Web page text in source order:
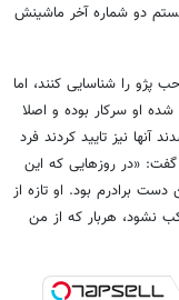
دو شماره آخر ماشینش
را شناسایی کنند، اما
شده او سرکار بوده و اصلا
آنها نیز تایید کردند فرد
«در روزهایی که این
برادرم بود. او تازه از
نشود، هربار که از من